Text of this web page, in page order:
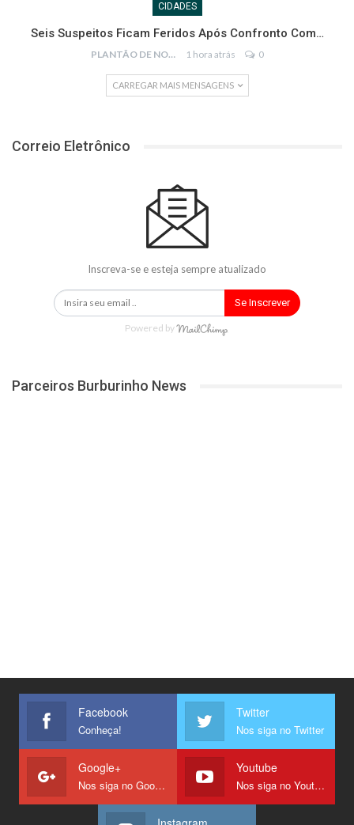
CIDADES
Seis Suspeitos Ficam Feridos Após Confronto Com…
PLANTÃO DE NOTÍCIAS 1 hora atrás 0
CARREGAR MAIS MENSAGENS
Correio Eletrônico
Inscreva-se e esteja sempre atualizado
Se Inscrever
Powered by
Parceiros Burburinho News
Facebook
Conheça!
Twitter
Nos siga no Twitter
Google+
Nos siga no Google +
Youtube
Nos siga no Youtube